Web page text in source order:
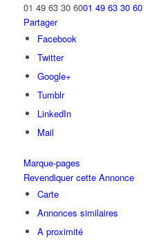
01 49 63 30 6001 49 63 30 60
Partager
Facebook
Twitter
Google+
Tumblr
LinkedIn
Mail
Marque-pages
Revendiquer cette Annonce
Carte
Annonces similaires
A proximité